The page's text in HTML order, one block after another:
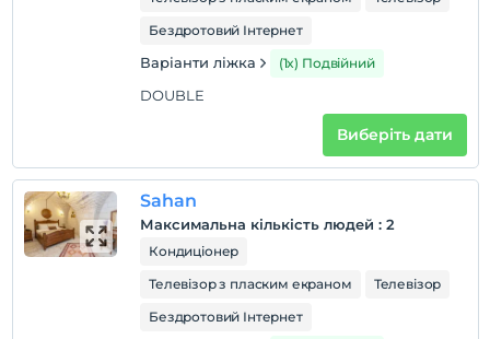
Бездротовий Інтернет
Варіанти ліжка (1x) Подвійний
DOUBLE
Виберіть дати
Sahan
Максимальна кількість людей : 2
Кондиціонер
Телевізор з пласким екраном
Телевізор
Бездротовий Інтернет